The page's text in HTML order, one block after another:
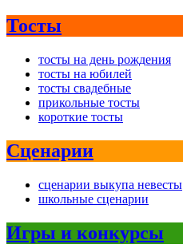
Тосты
тосты на день рождения
тосты на юбилей
тосты свадебные
прикольные тосты
короткие тосты
Сценарии
сценарии выкупа невесты
школьные сценарии
Игры и конкурсы